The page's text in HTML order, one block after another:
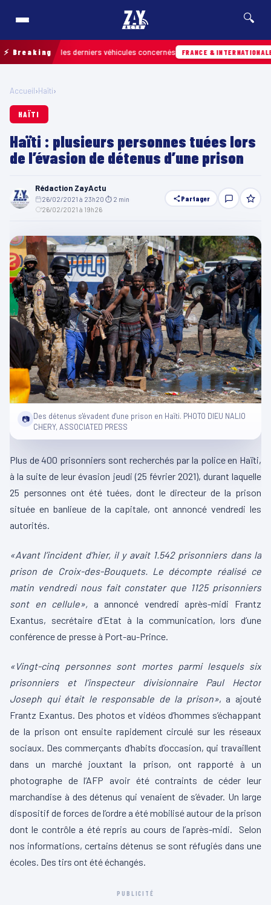
🔍
⚡ Breakingles derniers véhicules concernés FRANCE & INTERNATIONALE
Accueil›Haïti›
HAÏTI
Haïti : plusieurs personnes tuées lors
de l’évasion de détenus d’une prison
Rédaction ZayActu
26/02/2021 à 23h20 ⏱ 2 min
26/02/2021 à 19h26
Partager
📷 Des détenus s'évadent d'une prison en Haïti. PHOTO DIEU NALIO
CHERY, ASSOCIATED PRESS
Plus de 400 prisonniers sont recherchés par la police en Haïti,
à la suite de leur évasion jeudi (25 février 2021), durant laquelle
25 personnes ont été tuées, dont le directeur de la prison
située en banlieue de la capitale, ont annoncé vendredi les
autorités.
«Avant l’incident d’hier, il y avait 1.542 prisonniers dans la
prison de Croix-des-Bouquets. Le décompte réalisé ce
matin vendredi nous fait constater que 1125 prisonniers
sont en cellule», a annoncé vendredi après-midi Frantz
Exantus, secrétaire d’Etat à la communication, lors d’une
conférence de presse à Port-au-Prince.
«Vingt-cinq personnes sont mortes parmi lesquels six
prisonniers et l’inspecteur divisionnaire Paul Hector
Joseph qui était le responsable de la prison», a ajouté
Frantz Exantus. Des photos et vidéos d’hommes s’échappant
de la prison ont ensuite rapidement circulé sur les réseaux
sociaux. Des commerçants d’habits d’occasion, qui travaillent
dans un marché jouxtant la prison, ont rapporté à un
photographe de l’AFP avoir été contraints de céder leur
marchandise à des détenus qui venaient de s’évader. Un large
dispositif de forces de l’ordre a été mobilisé autour de la prison
dont le contrôle a été repris au cours de l’après-midi. Selon
nos informations, certains détenus se sont réfugiés dans une
écoles. Des tirs ont été échangés.
PUBLICITÉ